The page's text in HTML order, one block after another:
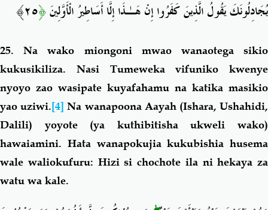
يُجَادِلُونَكَ يَقُولُ الَّذِينَ كَفَرُوا إِنْ هَـٰذَا إِلَّا أَسَاطِيرُ الْأَوَّلِينَ﴿٢٥﴾
25. Na wako miongoni mwao wanaotega sikio
kukusikiliza. Nasi Tumeweka vifuniko kwenye
nyoyo zao wasipate kuyafahamu na katika masikio
yao uziwi.[4] Na wanapoona Aayah (Ishara, Ushahidi,
Dalili) yoyote (ya kuthibitisha ukweli wako)
hawaiamini. Hata wanapokujia kukubishia husema
wale waliokufuru: Hizi si chochote ila ni hekaya za
watu wa kale.